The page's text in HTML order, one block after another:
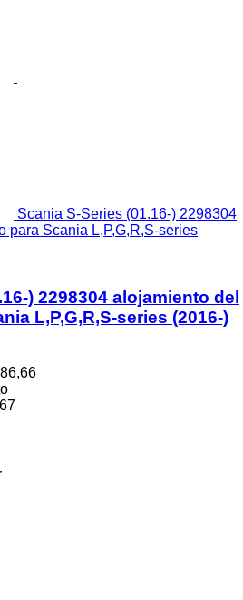
Scania S-Series (01.16-) 2298304
para Scania L,P,G,R,S-series
) 2298304 alojamiento del
L,P,G,R,S-series (2016-)